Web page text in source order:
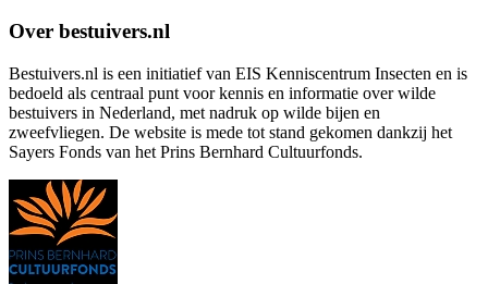
Over bestuivers.nl
Bestuivers.nl is een initiatief van EIS Kenniscentrum Insecten en is
bedoeld als centraal punt voor kennis en informatie over wilde
bestuivers in Nederland, met nadruk op wilde bijen en
zweefvliegen. De website is mede tot stand gekomen dankzij het
Sayers Fonds van het Prins Bernhard Cultuurfonds.